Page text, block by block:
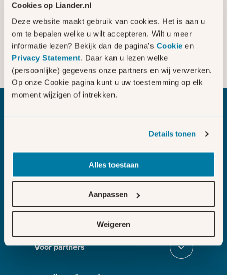
Cookies op Liander.nl
Deze website maakt gebruik van cookies. Het is aan u
om te bepalen welke u wilt accepteren. Wilt u meer
informatie lezen? Bekijk dan de pagina's Cookie en
Privacy Statement. Daar kan u lezen welke
(persoonlijke) gegevens onze partners en wij verwerken.
Op onze Cookie pagina kunt u uw toestemming op elk
moment wijzigen of intrekken.
Details tonen
Alles toestaan
Aanpassen
Weigeren
Blijf op de hoogte van een storing via
onze sms-service
Sluit
Bekijk de opgeloste storingen Sluit
Is uw bedrijf afhankelijk van
elektriciteit of gas voor het leveren
van uw product of dienst?
Sluit
Voor partners Sluit section-3